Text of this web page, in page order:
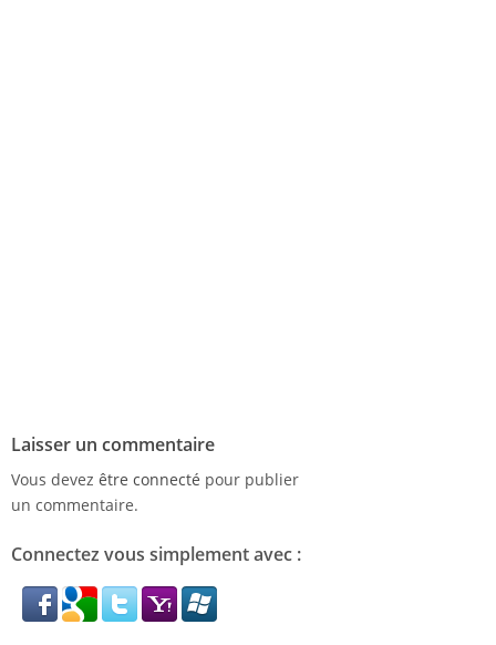
Laisser un commentaire
Vous devez être connecté pour publier
un commentaire.
Connectez vous simplement avec :